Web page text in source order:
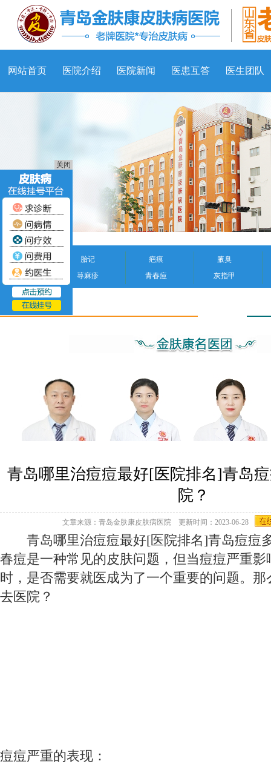
网站首页 医院介绍 医院新闻 医患互答 医生团队
胎记 疤痕
腋臭
荨麻疹
青春痘 灰指甲
青春痘
青岛哪里治痘痘最好[医院排名]青岛
院？
文章来源：青岛金肤康皮肤病医院 更新时间：2023-06-28
青岛哪里治痘痘最好[医院排名]青岛痘痘
春痘是一种常见的皮肤问题，但当痘痘严重
时，是否需要就医成为了一个重要的问题。
去医院？
痘痘严重的表现：
关闭